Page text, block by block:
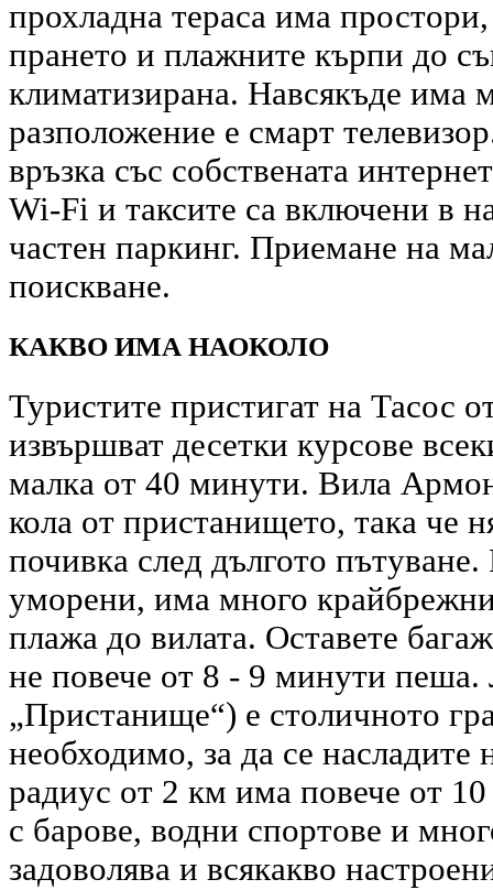
прохладна тераса има
прането и плажните кърпи до
климатизирана. Навсякъде
разположение е смарт
връзка със собствената
Wi-Fi и таксите са включени в
частен паркинг. Приемане на
поискване.
КАКВО ИМА НАОКОЛО
Туристите пристигат на Тасос
извършват десетки курсове
малка от 40 минути. Вила
кола от пристанището, така че
почивка след дългото пътуване.
уморени, има много
плажа до вилата. Оставете
не повече от 8 - 9 минути пеша.
„Пристанище“) е столичното
необходимо, за да се
радиус от 2 км има повече от
с барове, водни спортове и
задоволява и всякакво